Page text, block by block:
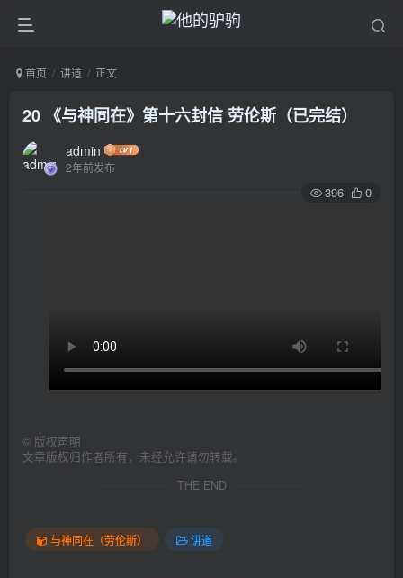
首页 讲道 正文
20 《与神同在》第十六封信 劳伦斯（已完结）
admin
2年前发布
396 0
© 版权声明
文章版权归作者所有，未经允许请勿转载。
THE END
与神同在（劳伦斯） 讲道